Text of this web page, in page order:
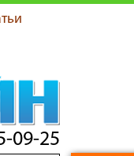
09-25